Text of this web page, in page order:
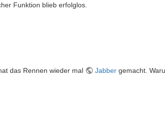
Funktion blieb erfolglos.
das Rennen wieder mal Jabbergemacht.